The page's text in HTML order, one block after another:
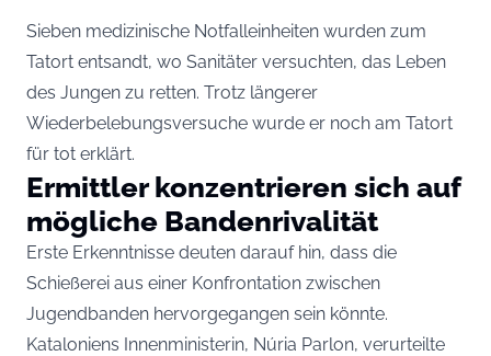
Sieben medizinische Notfalleinheiten wurden zum
Tatort entsandt, wo Sanitäter versuchten, das Leben
des Jungen zu retten. Trotz längerer
Wiederbelebungsversuche wurde er noch am Tatort
für tot erklärt.
Ermittler konzentrieren sich auf
mögliche Bandenrivalität
Erste Erkenntnisse deuten darauf hin, dass die
Schießerei aus einer Konfrontation zwischen
Jugendbanden hervorgegangen sein könnte.
Kataloniens Innenministerin, Núria Parlon, verurteilte